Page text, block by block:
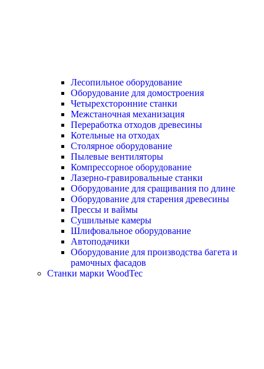
Лесопильное оборудование
Оборудование для домостроения
Четырехсторонние станки
Межстаночная механизация
Переработка отходов древесины
Котельные на отходах
Столярное оборудование
Пылевые вентиляторы
Компрессорное оборудование
Лазерно-гравировальные станки
Оборудование для сращивания по длине
Оборудование для старения древесины
Прессы и ваймы
Сушильные камеры
Шлифовальное оборудование
Автоподачики
Оборудование для производства багета и
рамочных фасадов
Станки марки WoodTec